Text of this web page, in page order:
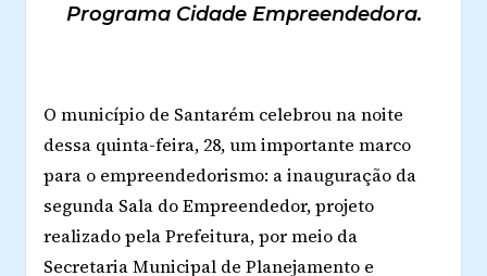
Programa Cidade Empreendedora.
O município de Santarém celebrou na noite
dessa quinta-feira, 28, um importante marco
para o empreendedorismo: a inauguração da
segunda Sala do Empreendedor, projeto
realizado pela Prefeitura, por meio da
Secretaria Municipal de Planejamento e